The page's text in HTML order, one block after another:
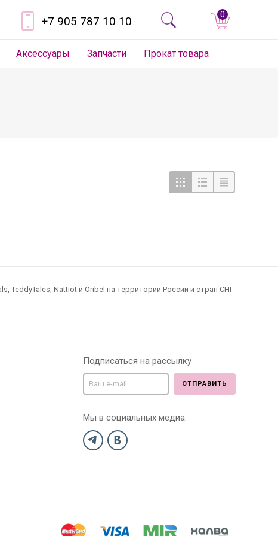
+7 905 787 10 10 0
Аксессуары Запчасти Прокат товара
TeddyTales, Nattiot и Oribel на территории России и стран СНГ
Подписаться на рассылку
ОТПРАВИТЬ
Мы в социальных медиа: